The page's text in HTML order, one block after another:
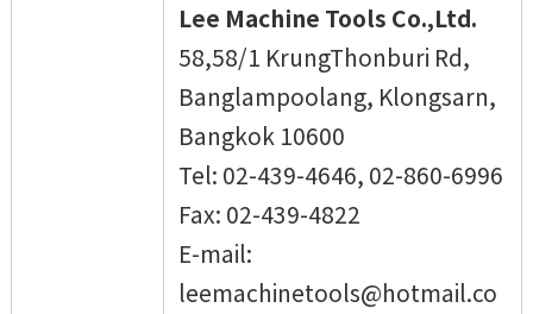
Lee Machine Tools Co.,Ltd.
58,58/1 KrungThonburi Rd,
Banglampoolang, Klongsarn,
Bangkok 10600
Tel: 02-439-4646, 02-860-6996
Fax: 02-439-4822
E-mail:
leemachinetools@hotmail.co